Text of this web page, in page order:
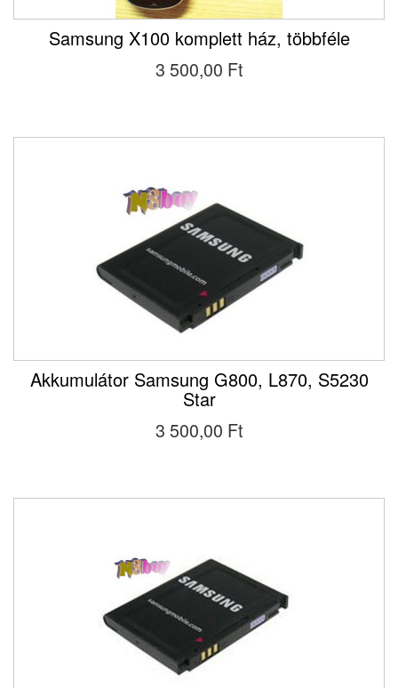
Samsung X100 komplett ház, többféle
3 500,00 Ft‎
Akkumulátor Samsung G800, L870, S5230
Star
3 500,00 Ft‎